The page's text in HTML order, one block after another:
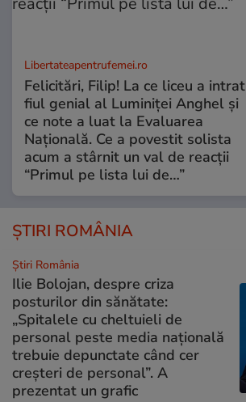
Libertateapentrufemei.ro
Felicitări, Filip! La ce liceu a intrat
fiul genial al Luminiței Anghel și
ce note a luat la Evaluarea
Națională. Ce a povestit solista
acum a stârnit un val de reacții
“Primul pe lista lui de…”
ȘTIRI ROMÂNIA
Știri România
Ilie Bolojan, despre criza
posturilor din sănătate:
„Spitalele cu cheltuieli de
personal peste media națională
trebuie depunctate când cer
creșteri de personal”. A
prezentat un grafic